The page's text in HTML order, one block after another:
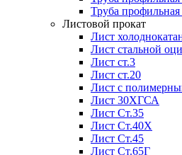
Труба
Листовой прокат
Лист
Лист стальной
Лист ст.3
Лист ст.20
Лист с
Лист 30ХГСА
Лист Ст.35
Лист Ст.40Х
Лист Ст.45
Лист Ст.65Г